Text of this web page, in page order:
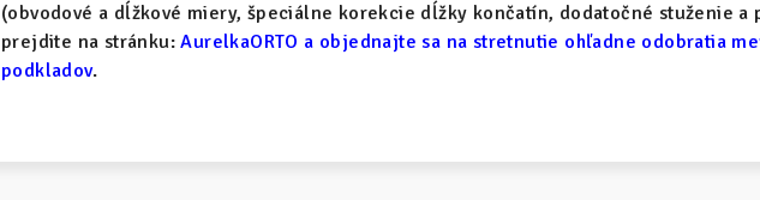
(obvodové a dĺžkové miery, špeciálne korekcie dĺžky končatín, dodatočné stuženie a
prejdite na stránku: AurelkaORTO a objednajte sa na stretnutie ohľadne odobratia
podkladov.